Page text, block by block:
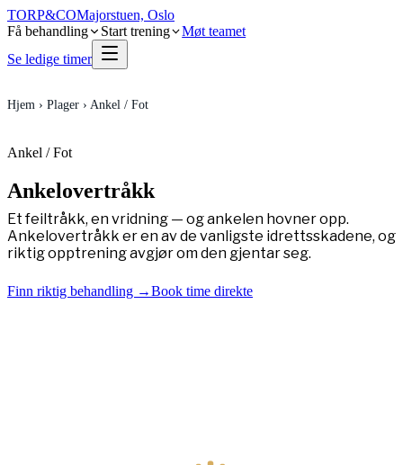
TORP&COMajorstuen, Oslo
Få behandling
Start trening
Møt teamet
Se ledige timer
Hjem › Plager › Ankel / Fot
Ankel / Fot
Ankelovertråkk
Et feiltråkk, en vridning — og ankelen hovner opp.
Ankelovertråkk er en av de vanligste idrettsskadene, og
riktig opptrening avgjør om den gjentar seg.
Finn riktig behandling →Book time direkte